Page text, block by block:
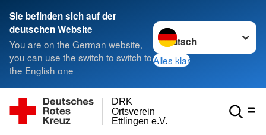
Sie befinden sich auf der
deutschen Website
You are on the German website,
you can use the switch to switch to
the English one
Sprache wechseln zu
Alles klar
Ettlingen e.V.
Ortsverein
DRK